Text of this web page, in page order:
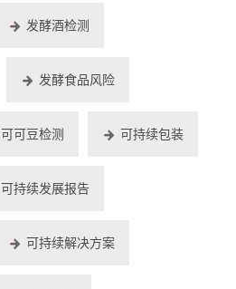
发酵酒检测
发酵食品风险
可可豆检测 可持续包装
可持续发展报告
可持续解决方案